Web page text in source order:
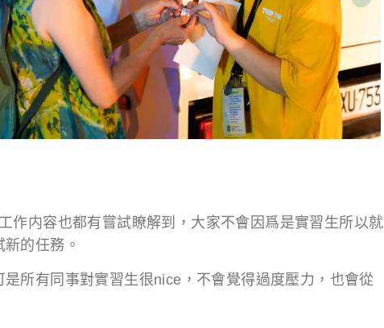
作内容也都有嘗試瞭解到，大家不會因爲是實習生所以就
的任務。
所有同事對實習生很nice，不會覺得過度壓力，也會從